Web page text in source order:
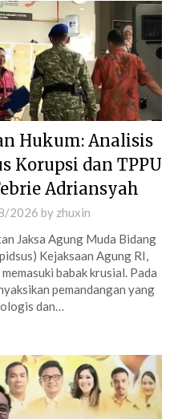
Hukum: Analisis
Korupsi dan TPPU
Adriansyah
2026 by zhuxin
Jaksa Agung Muda Bidang
Kejaksaan Agung RI,
babak krusial. Pada
pemandangan yang
dan…